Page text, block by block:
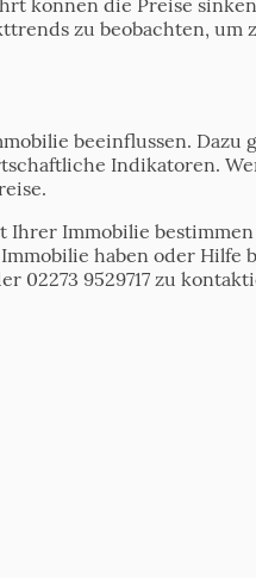
können die Preise
zu beobachten, um
beeinflussen. Dazu
Indikatoren.
Ihrer Immobilie
haben oder Hilfe
02273 9529717 zu